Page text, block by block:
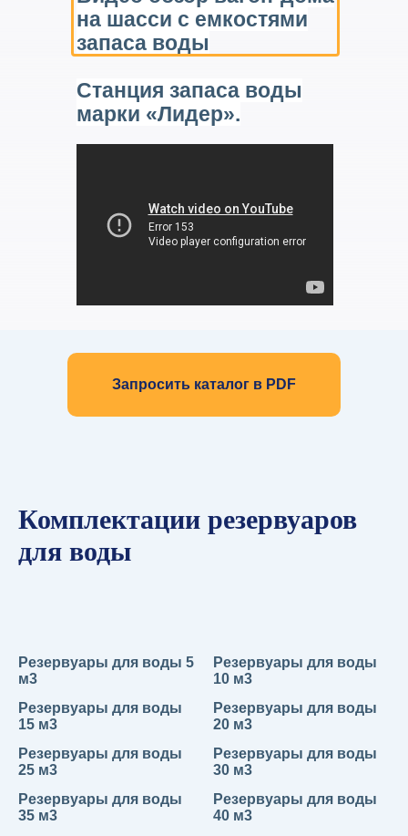
на шасси с емкостями
запаса воды
Станция запаса воды
марки «Лидер».
Запросить каталог в PDF
Комплектации резервуаров
для воды
Резервуары для воды 5
м3
Резервуары для воды
10 м3
Резервуары для воды
15 м3
Резервуары для воды
20 м3
Резервуары для воды
25 м3
Резервуары для воды
30 м3
Резервуары для воды
35 м3
Резервуары для воды
40 м3